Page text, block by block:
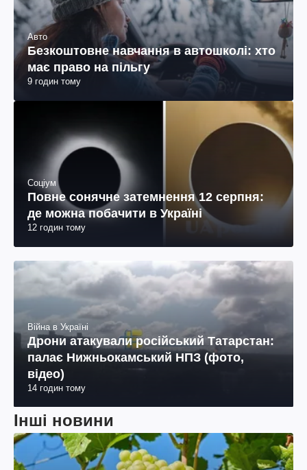
Авто
Безкоштовне навчання в автошколі: хто
має право на пільгу
9 годин тому
Соціум
Повне сонячне затемнення 12 серпня:
де можна побачити в Україні
12 годин тому
Війна в Україні
Дрони атакували російський Татарстан:
палає Нижньокамський НПЗ (фото,
відео)
14 годин тому
Інші новини